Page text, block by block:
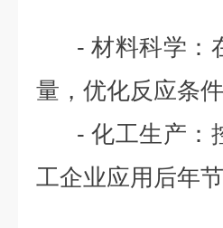
- 材料科学：
量，优化反应条
- 化工生产：
工企业应用后年